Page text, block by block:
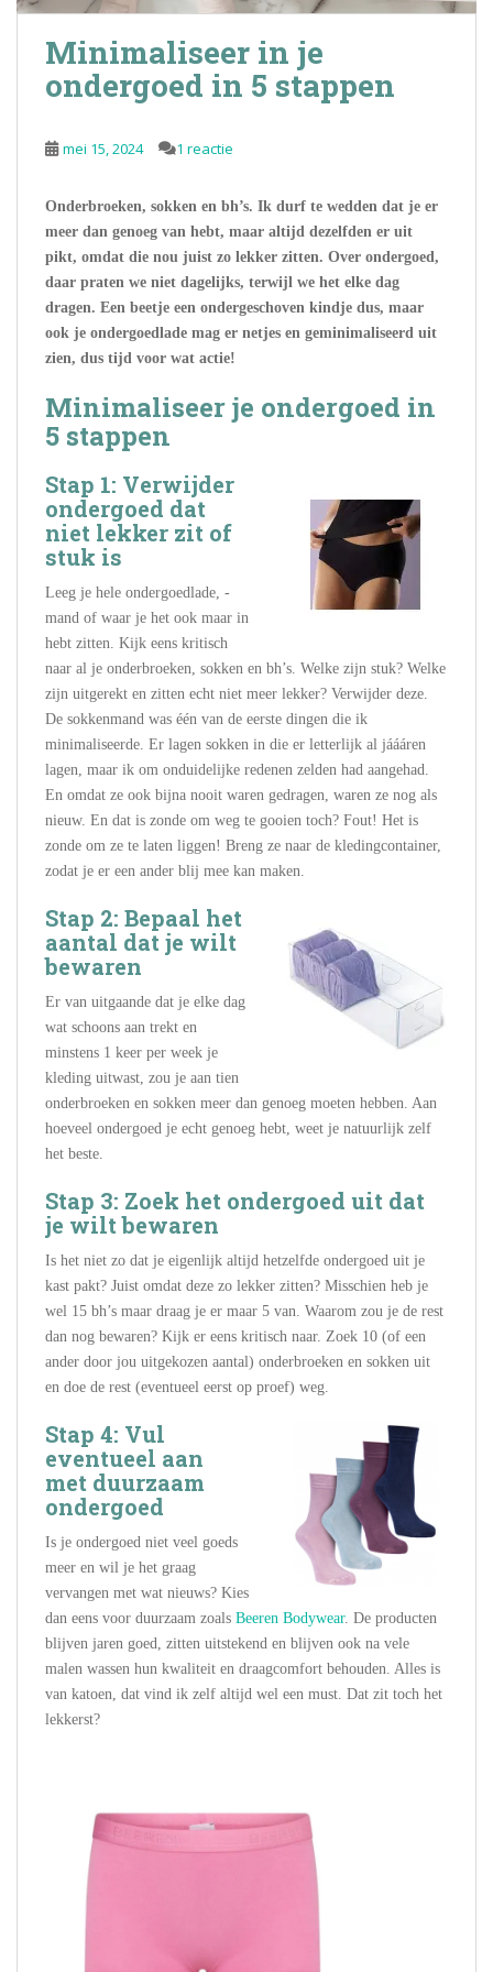
Minimaliseer in je
ondergoed in 5 stappen
mei 15, 2024 1 reactie
Onderbroeken, sokken en bh’s. Ik durf te wedden dat je er
meer dan genoeg van hebt, maar altijd dezelfden er uit
pikt, omdat die nou juist zo lekker zitten. Over ondergoed,
daar praten we niet dagelijks, terwijl we het elke dag
dragen. Een beetje een ondergeschoven kindje dus, maar
ook je ondergoedlade mag er netjes en geminimaliseerd uit
zien, dus tijd voor wat actie!
Minimaliseer je ondergoed in
5 stappen
Stap 1: Verwijder
ondergoed dat
niet lekker zit of
stuk is
Leeg je hele ondergoedlade, -
mand of waar je het ook maar in
hebt zitten. Kijk eens kritisch
naar al je onderbroeken, sokken en bh’s. Welke zijn stuk? Welke
zijn uitgerekt en zitten echt niet meer lekker? Verwijder deze.
De sokkenmand was één van de eerste dingen die ik
minimaliseerde. Er lagen sokken in die er letterlijk al jáááren
lagen, maar ik om onduidelijke redenen zelden had aangehad.
En omdat ze ook bijna nooit waren gedragen, waren ze nog als
nieuw. En dat is zonde om weg te gooien toch? Fout! Het is
zonde om ze te laten liggen! Breng ze naar de kledingcontainer,
zodat je er een ander blij mee kan maken.
Stap 2: Bepaal het
aantal dat je wilt
bewaren
Er van uitgaande dat je elke dag
wat schoons aan trekt en
minstens 1 keer per week je
kleding uitwast, zou je aan tien
onderbroeken en sokken meer dan genoeg moeten hebben. Aan
hoeveel ondergoed je echt genoeg hebt, weet je natuurlijk zelf
het beste.
Stap 3: Zoek het ondergoed uit dat
je wilt bewaren
Is het niet zo dat je eigenlijk altijd hetzelfde ondergoed uit je
kast pakt? Juist omdat deze zo lekker zitten? Misschien heb je
wel 15 bh’s maar draag je er maar 5 van. Waarom zou je de rest
dan nog bewaren? Kijk er eens kritisch naar. Zoek 10 (of een
ander door jou uitgekozen aantal) onderbroeken en sokken uit
en doe de rest (eventueel eerst op proef) weg.
Stap 4: Vul
eventueel aan
met duurzaam
ondergoed
Is je ondergoed niet veel goeds
meer en wil je het graag
vervangen met wat nieuws? Kies
dan eens voor duurzaam zoals Beeren Bodywear. De producten
blijven jaren goed, zitten uitstekend en blijven ook na vele
malen wassen hun kwaliteit en draagcomfort behouden. Alles is
van katoen, dat vind ik zelf altijd wel een must. Dat zit toch het
lekkerst?